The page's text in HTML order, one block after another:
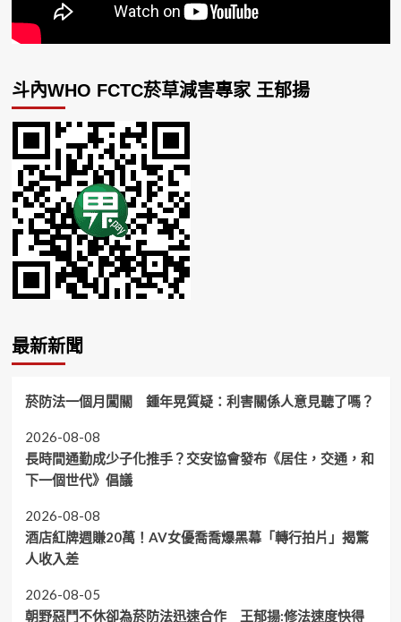
斗內WHO FCTC菸草減害專家 王郁揚
最新新聞
菸防法一個月闖關 鍾年晃質疑：利害關係人意見聽了嗎？
2026-08-08
長時間通勤成少子化推手？交安協會發布《居住，交通，和
下一個世代》倡議
2026-08-08
酒店紅牌週賺20萬！AV女優喬喬爆黑幕「轉行拍片」揭驚
人收入差
2026-08-05
朝野惡鬥不休卻為菸防法迅速合作 王郁揚:修法速度快得